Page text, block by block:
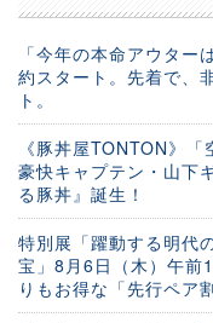
「今年の本命アウタ
約スタート。先着で、
ト。
《豚丼屋TONTON》
豪快キャプテン・山下
る豚丼』誕生！
特別展「躍動する明代
宝」8月6日（木）午前
りもお得な「先行ペア